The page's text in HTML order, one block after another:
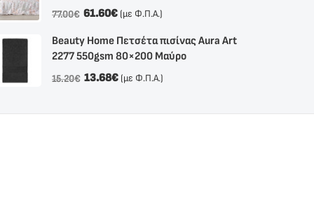
77.00€ 61.60€ (με Φ.Π.Α.)
Beauty Home Πετσέτα πισίνας Aura Art
2277 550gsm 80×200 Μαύρο
15.20€ 13.68€ (με Φ.Π.Α.)